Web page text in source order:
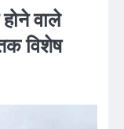
वाले
विशेष